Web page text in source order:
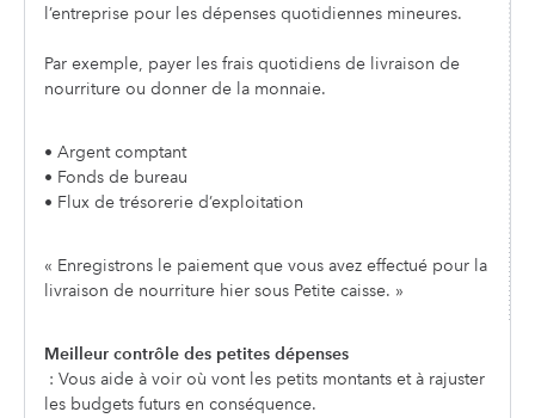
l’entreprise pour les dépenses quotidiennes mineures.
Par exemple, payer les frais quotidiens de livraison de
nourriture ou donner de la monnaie.
• Argent comptant
• Fonds de bureau
• Flux de trésorerie d’exploitation
« Enregistrons le paiement que vous avez effectué pour la
livraison de nourriture hier sous Petite caisse. »
Meilleur contrôle des petites dépenses
: Vous aide à voir où vont les petits montants et à rajuster
les budgets futurs en conséquence.